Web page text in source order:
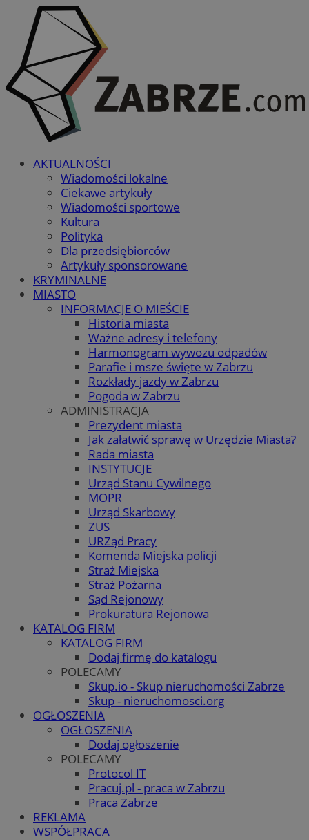
AKTUALNOŚCI
Wiadomości lokalne
Ciekawe artykuły
Wiadomości sportowe
Kultura
Polityka
Dla przedsiębiorców
Artykuły sponsorowane
KRYMINALNE
MIASTO
INFORMACJE O MIEŚCIE
Historia miasta
Ważne adresy i telefony
Harmonogram wywozu odpadów
Parafie i msze święte w Zabrzu
Rozkłady jazdy w Zabrzu
Pogoda w Zabrzu
ADMINISTRACJA
Prezydent miasta
Jak załatwić sprawę w Urzędzie Miasta?
Rada miasta
INSTYTUCJE
Urząd Stanu Cywilnego
MOPR
Urząd Skarbowy
ZUS
URZąd Pracy
Komenda Miejska policji
Straż Miejska
Straż Pożarna
Sąd Rejonowy
Prokuratura Rejonowa
KATALOG FIRM
KATALOG FIRM
Dodaj firmę do katalogu
POLECAMY
Skup.io - Skup nieruchomości Zabrze
Skup - nieruchomosci.org
OGŁOSZENIA
OGŁOSZENIA
Dodaj ogłoszenie
POLECAMY
Protocol IT
Pracuj.pl - praca w Zabrzu
Praca Zabrze
REKLAMA
WSPÓŁPRACA